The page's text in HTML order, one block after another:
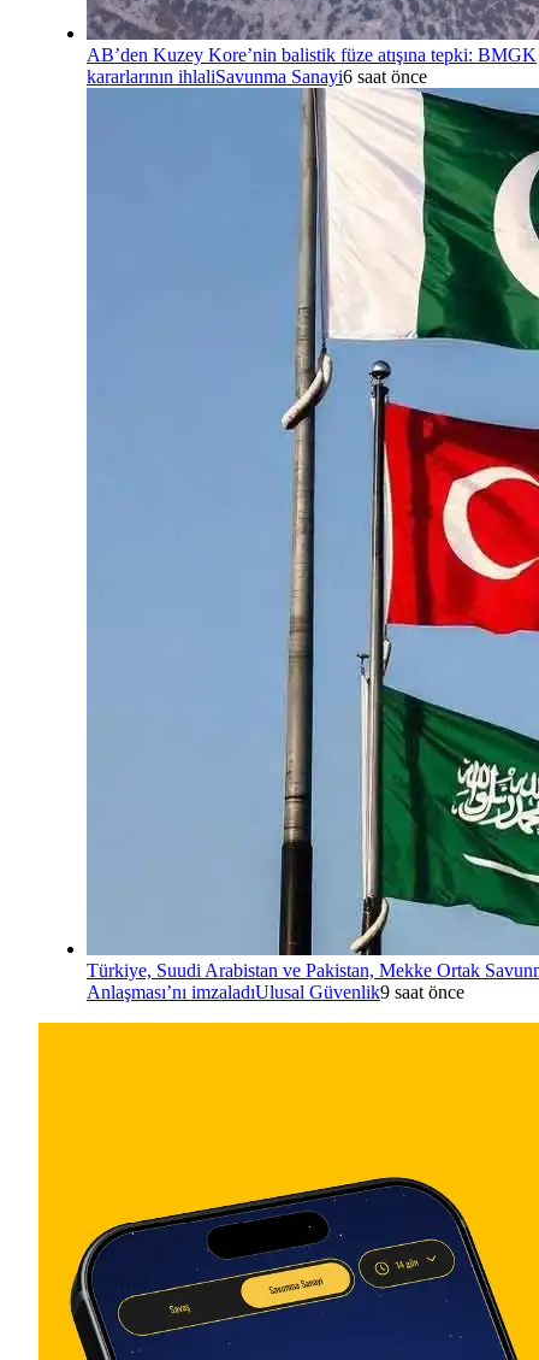
AB’den Kuzey Kore’nin balistik füze atışına tepki: BMGK
kararlarının ihlaliSavunma Sanayi6 saat önce
Türkiye, Suudi Arabistan ve Pakistan, Mekke Ortak
Anlaşması’nı imzaladıUlusal Güvenlik9 saat önce